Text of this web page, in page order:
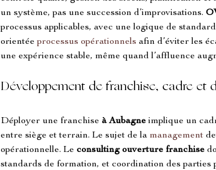
un système, pas une succession d’improvisations.
processus applicables, avec une logique de
orientée processus opérationnels afin d’éviter les
une expérience stable, même quand l’affluence
Développement de franchise, cadre et
Déployer une franchise à Aubagne implique un
entre siège et terrain. Le sujet de la management
opérationnelle. Le consulting ouverture franchise
standards de formation, et coordination des parties